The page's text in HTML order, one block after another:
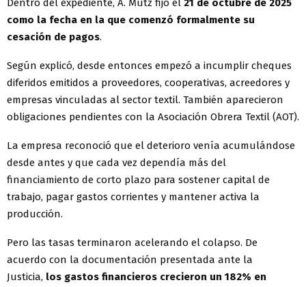
Dentro del expediente, A. Mutz fijó el 21 de octubre de 2025
como la fecha en la que comenzó formalmente su
cesación de pagos.
Según explicó, desde entonces empezó a incumplir cheques
diferidos emitidos a proveedores, cooperativas, acreedores y
empresas vinculadas al sector textil. También aparecieron
obligaciones pendientes con la Asociación Obrera Textil (AOT).
La empresa reconoció que el deterioro venía acumulándose
desde antes y que cada vez dependía más del
financiamiento de corto plazo para sostener capital de
trabajo, pagar gastos corrientes y mantener activa la
producción.
Pero las tasas terminaron acelerando el colapso. De
acuerdo con la documentación presentada ante la
Justicia, los gastos financieros crecieron un 182% en